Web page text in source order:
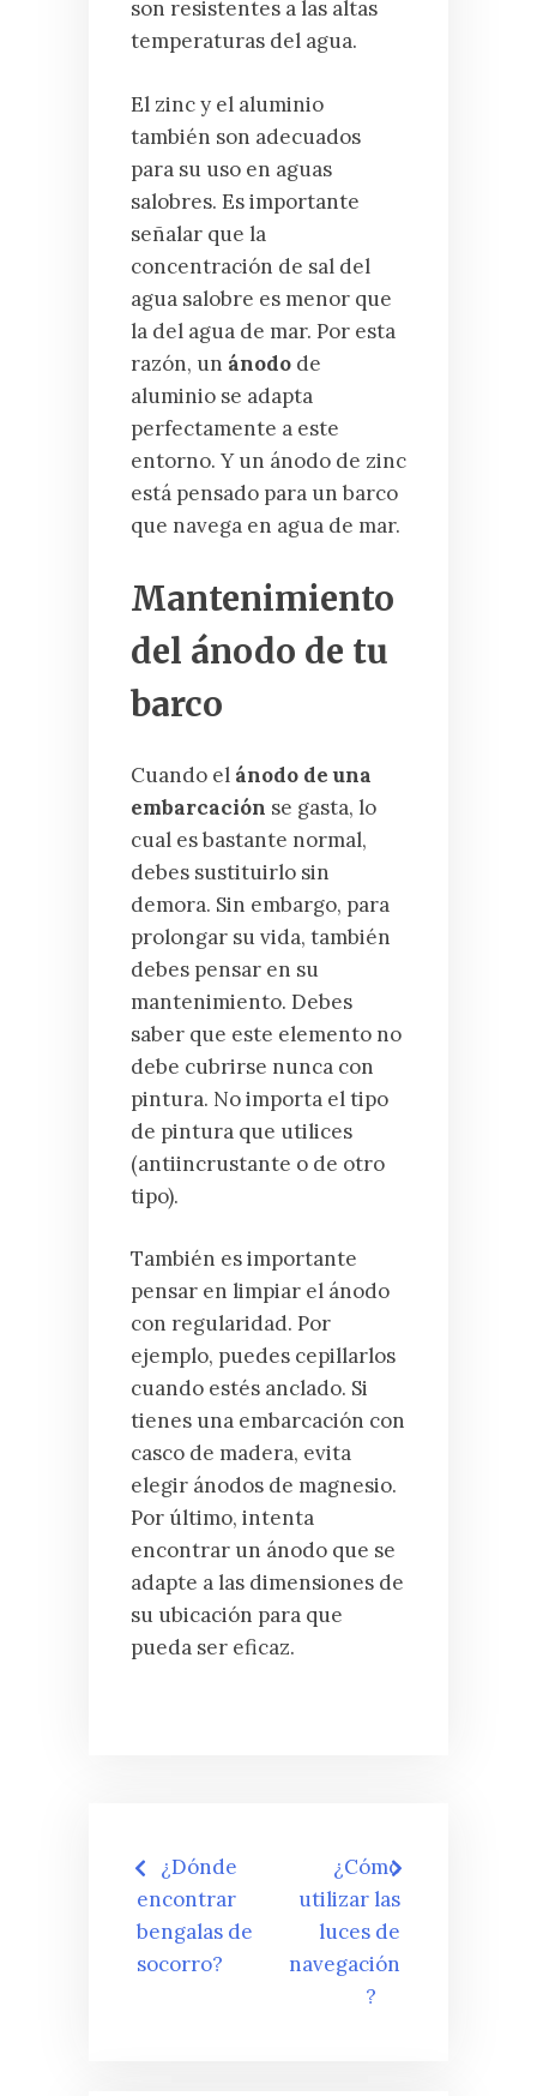
son resistentes a las altas
temperaturas del agua.
El zinc y el aluminio
también son adecuados
para su uso en aguas
salobres. Es importante
señalar que la
concentración de sal del
agua salobre es menor que
la del agua de mar. Por esta
razón, un ánodo de
aluminio se adapta
perfectamente a este
entorno. Y un ánodo de zinc
está pensado para un barco
que navega en agua de mar.
Mantenimiento
del ánodo de tu
barco
Cuando el ánodo de una
embarcación se gasta, lo
cual es bastante normal,
debes sustituirlo sin
demora. Sin embargo, para
prolongar su vida, también
debes pensar en su
mantenimiento. Debes
saber que este elemento no
debe cubrirse nunca con
pintura. No importa el tipo
de pintura que utilices
(antiincrustante o de otro
tipo).
También es importante
pensar en limpiar el ánodo
con regularidad. Por
ejemplo, puedes cepillarlos
cuando estés anclado. Si
tienes una embarcación con
casco de madera, evita
elegir ánodos de magnesio.
Por último, intenta
encontrar un ánodo que se
adapte a las dimensiones de
su ubicación para que
pueda ser eficaz.
Navegación
de
entradas
¿Dónde
encontrar
bengalas de
socorro?
¿Cómo
utilizar las
luces de
navegación
?